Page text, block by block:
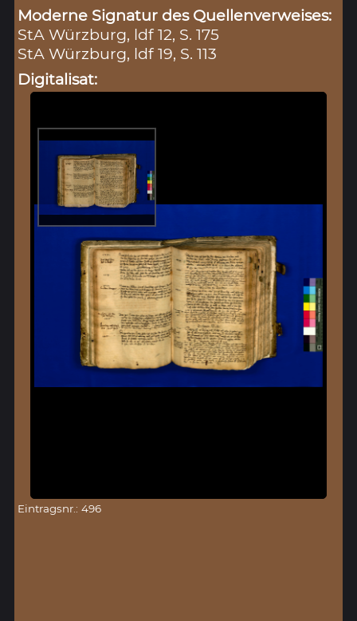
Moderne Signatur des Quellenverweises:
StA Würzburg, ldf 12, S. 175
StA Würzburg, ldf 19, S. 113
Digitalisat:
Eintragsnr.: 496